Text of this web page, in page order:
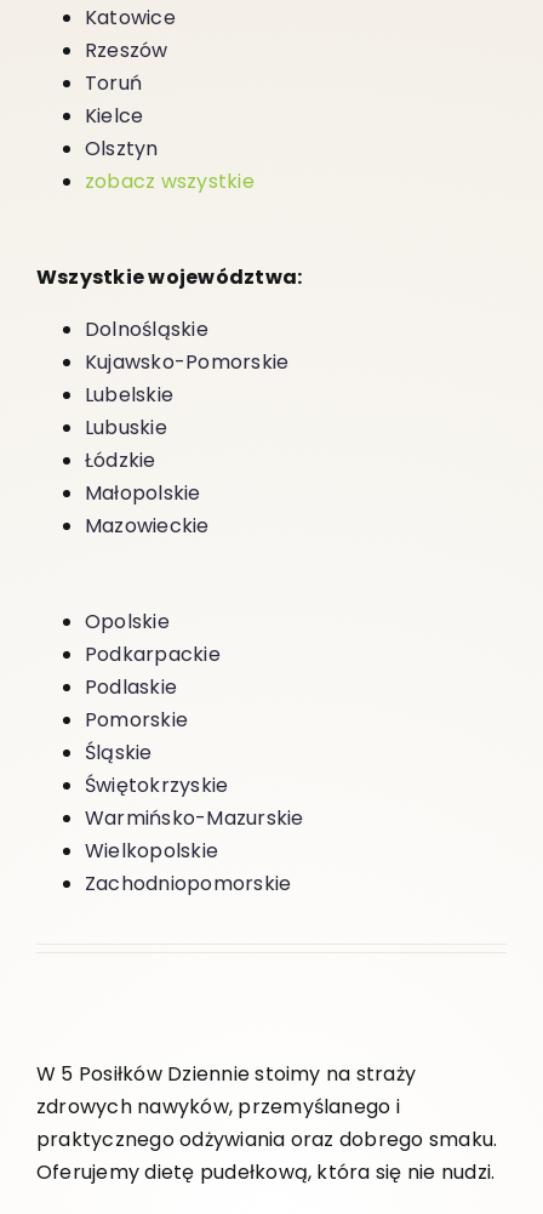
Katowice
Rzeszów
Toruń
Kielce
Olsztyn
zobacz wszystkie
Wszystkie województwa:
Dolnośląskie
Kujawsko-Pomorskie
Lubelskie
Lubuskie
Łódzkie
Małopolskie
Mazowieckie
Opolskie
Podkarpackie
Podlaskie
Pomorskie
Śląskie
Świętokrzyskie
Warmińsko-Mazurskie
Wielkopolskie
Zachodniopomorskie
W 5 Posiłków Dziennie stoimy na straży
zdrowych nawyków, przemyślanego i
praktycznego odżywiania oraz dobrego smaku.
Oferujemy dietę pudełkową, która się nie nudzi.